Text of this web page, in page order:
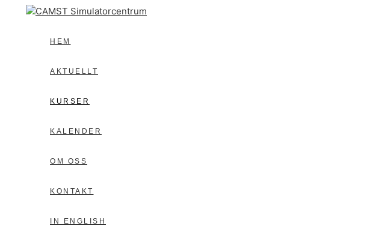
Hoppa
HEM
AKTUELLT
KURSER
KALENDER
OM OSS
KONTAKT
IN ENGLISH